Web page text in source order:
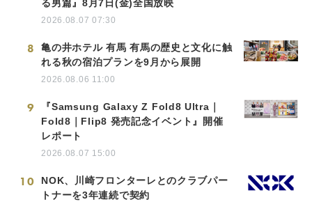
る男篇』8月7日(金)全国放映
2026.08.07 07:30
8
亀の井ホテル 有馬 有馬の歴史と文化に触
れる秋の宿泊プランを9月から展開
2026.08.06 11:00
9
『Samsung Galaxy Z Fold8 Ultra｜
Fold8｜Flip8 発売記念イベント』開催
レポート
2026.08.07 15:00
10
NOK、川崎フロンターレとのクラブパー
トナーを3年連続で契約